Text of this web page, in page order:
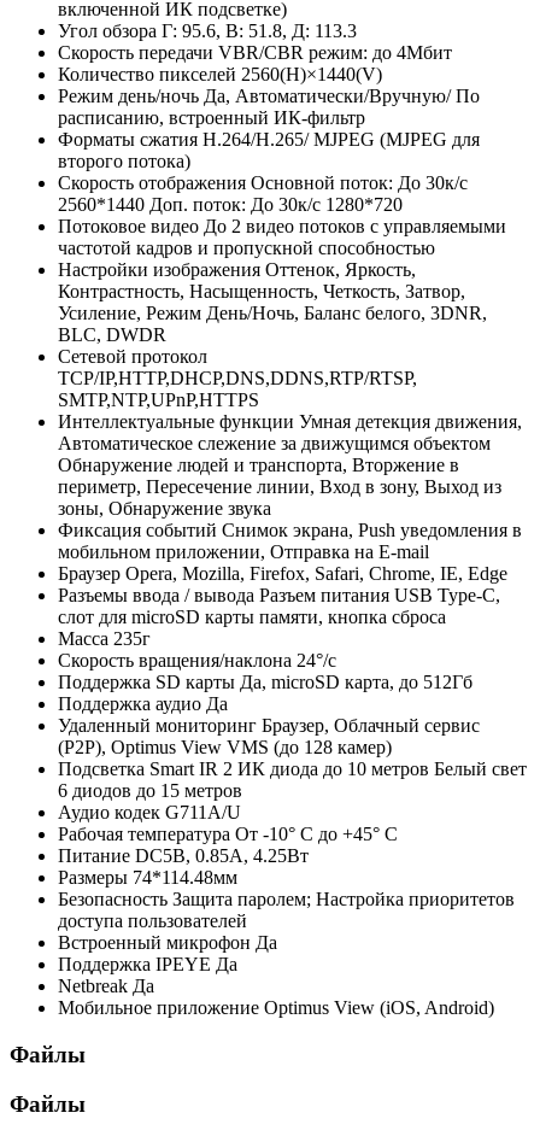
включенной ИК подсветке)
Угол обзора Г: 95.6, В: 51.8, Д: 113.3
Скорость передачи VBR/CBR режим: до 4Мбит
Количество пикселей 2560(H)×1440(V)
Режим день/ночь Да, Автоматически/Вручную/ По
расписанию, встроенный ИК-фильтр
Форматы сжатия Н.264/H.265/ MJPEG (MJPEG для
второго потока)
Скорость отображения Основной поток: До 30к/с
2560*1440 Доп. поток: До 30к/с 1280*720
Потоковое видео До 2 видео потоков с управляемыми
частотой кадров и пропускной способностью
Настройки изображения Оттенок, Яркость,
Контрастность, Насыщенность, Четкость, Затвор,
Усиление, Режим День/Ночь, Баланс белого, 3DNR,
BLC, DWDR
Сетевой протокол
TCP/IP,HTTP,DHCP,DNS,DDNS,RTP/RTSP,
SMTP,NTP,UPnP,HTTPS
Интеллектуальные функции Умная детекция движения,
Автоматическое слежение за движущимся объектом
Обнаружение людей и транспорта, Вторжение в
периметр, Пересечение линии, Вход в зону, Выход из
зоны, Обнаружение звука
Фиксация событий Снимок экрана, Push уведомления в
мобильном приложении, Отправка на E-mail
Браузер Opera, Mozilla, Firefox, Safari, Chrome, IE, Edge
Разъемы ввода / вывода Разъем питания USB Type-C,
слот для microSD карты памяти, кнопка сброса
Масса 235г
Скорость вращения/наклона 24°/с
Поддержка SD карты Да, microSD карта, до 512Гб
Поддержка аудио Да
Удаленный мониторинг Браузер, Облачный сервис
(P2P), Optimus View VMS (до 128 камер)
Подсветка Smart IR 2 ИК диода до 10 метров Белый свет
6 диодов до 15 метров
Аудио кодек G711A/U
Рабочая температура От -10° С до +45° С
Питание DC5В, 0.85А, 4.25Вт
Размеры 74*114.48мм
Безопасность Защита паролем; Настройка приоритетов
доступа пользователей
Встроенный микрофон Да
Поддержка IPEYE Да
Netbreak Да
Мобильное приложение Optimus View (iOS, Android)
Файлы
Файлы